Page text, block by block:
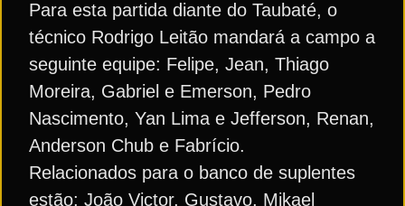
Para esta partida diante do Taubaté, o
técnico Rodrigo Leitão mandará a campo a
seguinte equipe: Felipe, Jean, Thiago
Moreira, Gabriel e Emerson, Pedro
Nascimento, Yan Lima e Jefferson, Renan,
Anderson Chub e Fabrício.
Relacionados para o banco de suplentes
estão: João Victor, Gustavo, Mikael